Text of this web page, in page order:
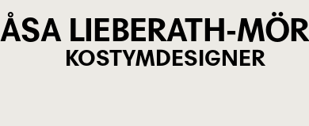
ÅSA LIEBERATH-
KOSTYMDESIGNER